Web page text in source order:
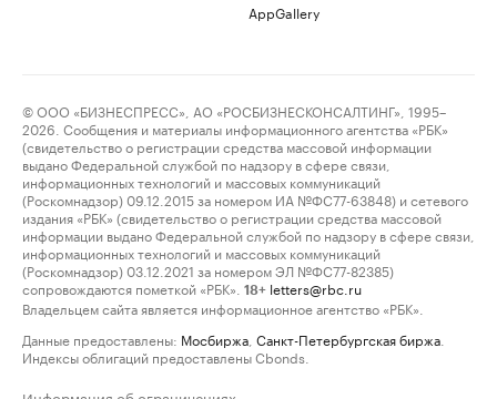
AppGallery
© ООО «БИЗНЕСПРЕСС», АО «РОСБИЗНЕСКОНСАЛТИНГ», 1995–
2026. Сообщения и материалы информационного агентства «РБК»
(свидетельство о регистрации средства массовой информации
выдано Федеральной службой по надзору в сфере связи,
информационных технологий и массовых коммуникаций
(Роскомнадзор) 09.12.2015 за номером ИА №ФС77-63848) и сетевого
издания «РБК» (свидетельство о регистрации средства массовой
информации выдано Федеральной службой по надзору в сфере связи,
информационных технологий и массовых коммуникаций
(Роскомнадзор) 03.12.2021 за номером ЭЛ №ФС77-82385)
сопровождаются пометкой «РБК».
18+ letters@rbc.ru
Владельцем сайта является информационное агентство «РБК».
Данные предоставлены: Мосбиржа Санкт-Петербургская биржа
Индексы облигаций предоставлены Cbonds.